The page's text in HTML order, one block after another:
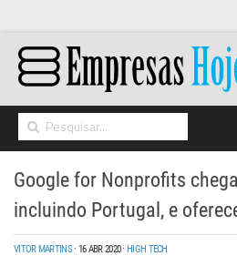
Home
Networking
Segurança
Google for Nonprofits
incluindo Portugal, e
VITOR MARTINS· 16 ABR 2020·HIGH TECH